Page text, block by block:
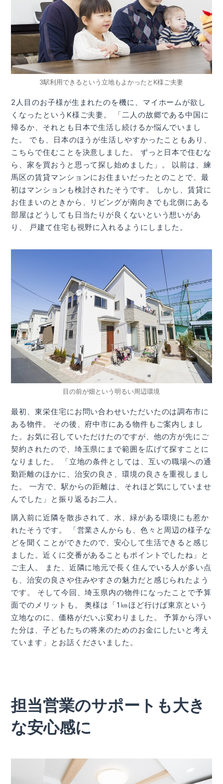
3駅利用できるという立地もよかったとK様ご夫妻
2人目のお子様が生まれたのを機に、マイホームが欲し
くなったというK様ご夫妻。 「二人の故郷である中国に
帰るか、それとも日本で生活し続けるか悩んでいまし
た。 でも、日本のほうが生活しやすかったこともあり、
こちらで住むことを決意しました。 ずっと日本で住むな
ら、家を買おうと思って探し始めました」。 以前は、練
馬区の賃貸マンションにお住まいだったとのことで、最
初はマンションも検討されたそうです。 しかし、賃貸に
お住まいのときから、リビングが南向きでも北側にある
部屋はどうしても日当たりが良くないという想いがあ
り、 戸建て住宅も視野に入れるようにしました。
最初、東栄住宅にお問い合わせいただいたのは調布市に
ある物件。 その後、府中市にある物件もご案内しまし
た。お気に召していただけたのですが、他の方が先にご
契約されたので、埼玉県にまで範囲を広げて探すことに
なりました。 「立地の条件としては、互いの職場への通
勤距離のほかに、治安の良さ、環境の良さを重視しまし
た。 一方で、駅からの距離は、それほど気にしていませ
んでした」と振り返るお二人。
購入前に近隣を散歩されて、水、緑がある環境にも惹か
れたそうです。 「営業さんからも、色々と周辺の様子な
どを聞くことができたので、安心して生活できると感じ
ました。近くに交番があることもポイントでしたね」と
ご主人。 また、近隣に地元で長く住んでいる人が多い点
も、治安の良さや住みやすさの魅力だと感じられたよう
です。 そして今回、埼玉県内の物件になったことで予算
面でのメリットも。 奥様は「1㎞ほど行けば東京という
立地なのに、価格がだいぶ変わりました。 予算から浮い
た分は、子どもたちの将来のためのお金にしたいと考え
ています」とお話くださいました。
目の前が畑という明るい周辺環境
担当営業のサポートも大き
な安心感に